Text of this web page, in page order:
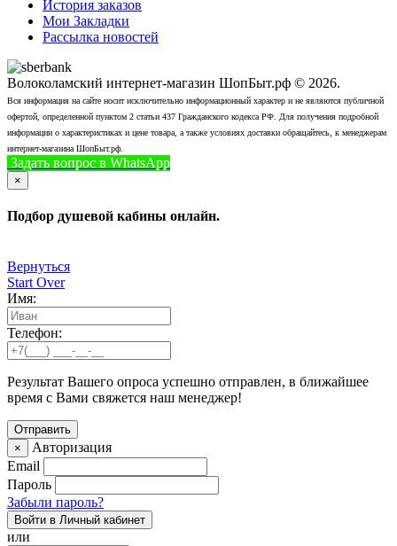
История заказов
Мои Закладки
Рассылка новостей
Волоколамский интернет-магазин ШопБыт.рф © 2026.
Вся информация на сайте носит исключительно информационный характер и не являются публичной
офертой, определенной пунктом 2 статьи 437 Гражданского кодекса РФ. Для получения подробной
информации о характеристиках и цене товара, а также условиях доставки обращайтесь, к менеджерам
интернет-магазина ШопБыт.рф.
Задать вопрос в WhatsApp
×
Подбор душевой кабины онлайн.
Вернуться
Start Over
Имя:
Телефон:
Результат Вашего опроса успешно отправлен, в ближайшее
время с Вами свяжется наш менеджер!
×
Авторизация
Email
Пароль
Забыли пароль?
Войти в Личный кабинет
или